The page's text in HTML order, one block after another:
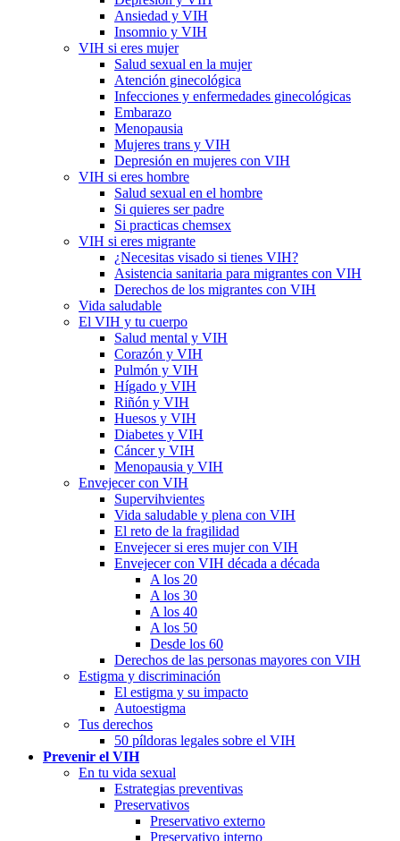
Ansiedad y VIH
Insomnio y VIH
VIH si eres mujer
Salud sexual en la mujer
Atención ginecológica
Infecciones y enfermedades ginecológicas
Embarazo
Menopausia
Mujeres trans y VIH
Depresión en mujeres con VIH
VIH si eres hombre
Salud sexual en el hombre
Si quieres ser padre
Si practicas chemsex
VIH si eres migrante
¿Necesitas visado si tienes VIH?
Asistencia sanitaria para migrantes con VIH
Derechos de los migrantes con VIH
Vida saludable
El VIH y tu cuerpo
Salud mental y VIH
Corazón y VIH
Pulmón y VIH
Hígado y VIH
Riñón y VIH
Huesos y VIH
Diabetes y VIH
Cáncer y VIH
Menopausia y VIH
Envejecer con VIH
Supervihvientes
Vida saludable y plena con VIH
El reto de la fragilidad
Envejecer si eres mujer con VIH
Envejecer con VIH década a década
A los 20
A los 30
A los 40
A los 50
Desde los 60
Derechos de las personas mayores con VIH
Estigma y discriminación
El estigma y su impacto
Autoestigma
Tus derechos
50 píldoras legales sobre el VIH
Prevenir el VIH
En tu vida sexual
Estrategias preventivas
Preservativos
Preservativo externo
Preservativo interno